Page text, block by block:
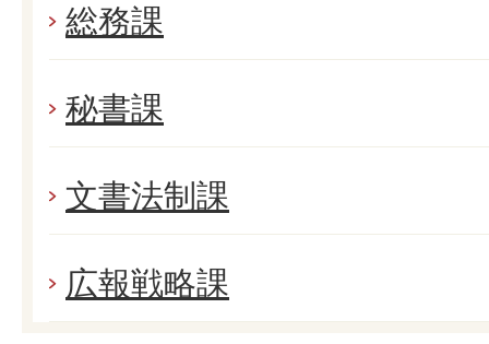
総務課
秘書課
文書法制課
広報戦略課